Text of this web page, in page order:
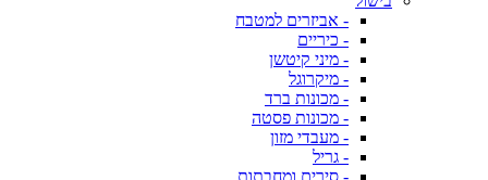
- אביזרים למטבח
- כיריים
- מיני קיטשן
- מיקרוגל
- מכונות ברד
- מכונות פסטה
- מעבדי מזון
- גריל
- סירים ומחבתות